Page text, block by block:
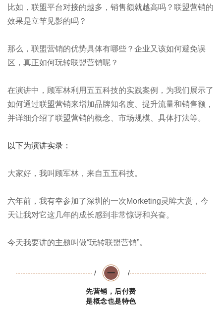
比如，联盟平台对接的越多，销售额就越高吗？联盟营销的
效果是立竿见影的吗？
那么，联盟营销的优势具体有哪些？企业又该如何避免误
区，真正如何玩转联盟营销呢？
在演讲中，顾军林利用五五科技的实践案例，为我们展示了
如何通过联盟营销来增加品牌知名度、提升流量和销售额，
并详细介绍了联盟营销的概念、市场规模、具体打法等。
以下为演讲实录：
大家好，我叫顾军林，来自五五科技。
六年前，我有幸参加了深圳的一次Morketing灵眸大赏，今
天让我对它这几年的成长感到非常惊讶和兴奋。
今天我要讲的主题叫做“玩转联盟营销”。
/ 一 /
先营销，后付费
是概念也是特色